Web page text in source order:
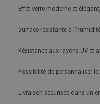
- Effet verre moderne et élégant,
- Surface résistante à
- Résistance aux rayons UV et
- Possibilité de personnaliser
- Livraison sécurisée dans un